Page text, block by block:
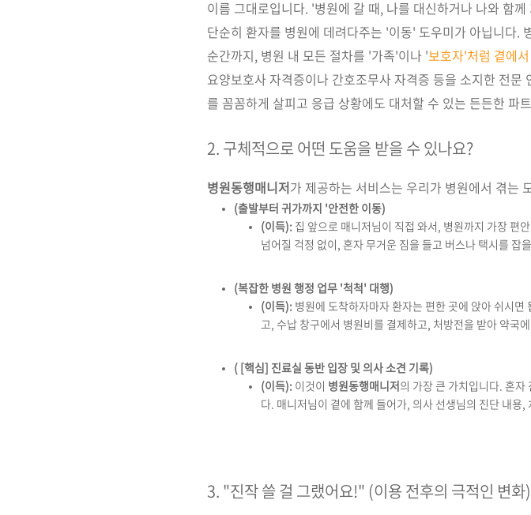
이름 그대로입니다. '병원에 갈 때, 나를 대신하거나 나와 함
단순히 환자를 병원에 데려다주는 '이동' 도우미가 아닙니다.
순간까지, 병원 내 모든 절차를 '가족'이나 '보호자'처럼 곁에
요양보호사 자격증이나 간호조무사 자격증 등을 소지한 전
를 꼼꼼하게 살피고 응급 상황에도 대처할 수 있는 든든한 파
2. 구체적으로 어떤 도움을 받을 수 있나요?
병원동행매니저가 제공하는 서비스는 우리가 병원에서 겪는
(출발부터 귀가까지 '안전한 이동)
(이득): 집 앞으로 매니저님이 직접 와서, 병원까지 가장 편
넘어질 걱정 없이, 혼자 무거운 짐을 들고 버스나 택시를 잡
(복잡한 병원 행정 업무 '척척' 대행)
(이득): 병원에 도착하자마자 환자는 편한 곳에 앉아 쉬시
고, 수납 창구에서 병원비를 결제하고, 처방전을 받아 약국
( [핵심] 진료실 동반 입장 및 의사 소견 기록)
(이득): 이것이 병원동행매니저의 가장 큰 가치입니다. 혼
다. 매니저님이 곁에 함께 들어가, 의사 선생님의 진단 내
3. "진작 쓸 걸 그랬어요!" (이용 전후의 극적인 변화)